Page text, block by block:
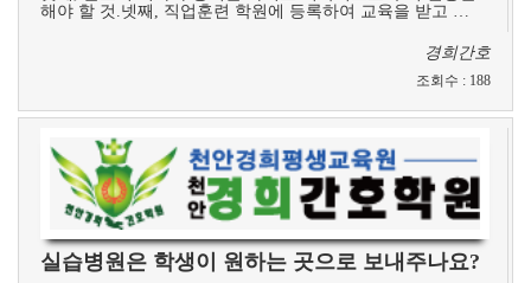
해야 할 것.넷째, 직업훈련 학원에 등록하여 교육을 받고 …
경희간호
조회수 : 188
실습병원은 학생이 원하는 곳으로 보내주나요?